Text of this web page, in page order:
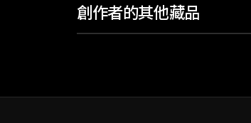
創作者的其他藏品